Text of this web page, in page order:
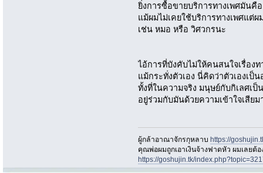
ยิ่งการซื้อขายบริการทางเพศมัน
แม้ผมไม่เคยใช้บริการทางเพศแต่
เช่น หมอ หรือ วิศวกรนะ
ไอ้การที่บังคับไม่ให้คนสนใจเรื่อง
แม้กระทั่งตัวเอง นี่คิดว่าตัวเองเป็
ทั้งที่ในความจริง มนุษย์กับกิเลศเ
อยู่ร่วมกับมันด้วยความเข้าใจเสียม
ผู้กล้าอาณาจักรกุหลาบ https://
คุณพ่อผมถูกเอาเงินจ้างฟาดหัว ผมเลยต้
https://goshujin.tk/